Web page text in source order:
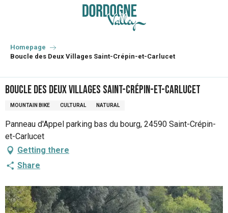
principal
Homepage
Boucle des Deux Villages Saint-Crépin-et-Carlucet
Boucle des Deux Villages Saint-Crépin-et-Carlucet
MOUNTAIN BIKE CULTURAL NATURAL
Panneau d'Appel parking bas du bourg, 24590 Saint-Crépin-
et-Carlucet
Getting there
Share